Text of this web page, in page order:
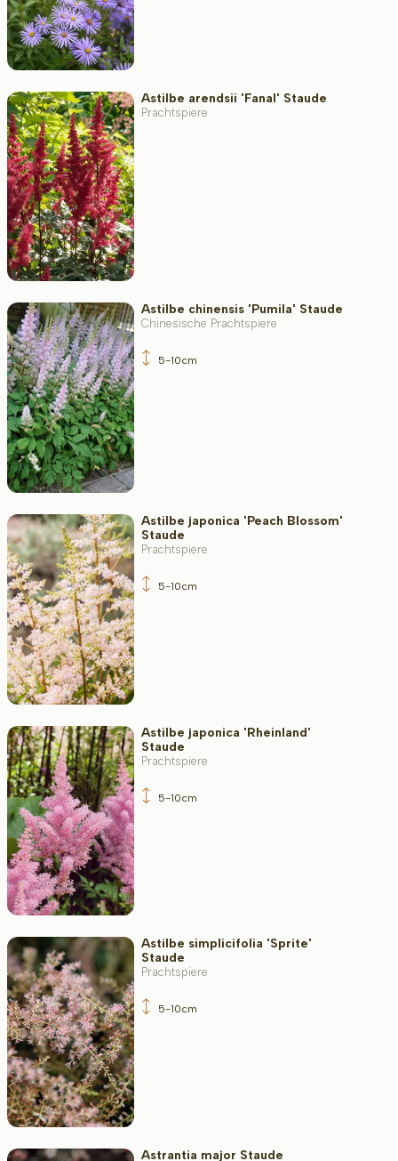
Astilbe arendsii 'Fanal' Staude
Prachtspiere
Astilbe chinensis 'Pumila' Staude
Chinesische Prachtspiere
5-10cm
Astilbe japonica 'Peach Blossom'
Staude
Prachtspiere
5-10cm
Astilbe japonica 'Rheinland'
Staude
Prachtspiere
5-10cm
Astilbe simplicifolia 'Sprite'
Staude
Prachtspiere
5-10cm
Astrantia major Staude